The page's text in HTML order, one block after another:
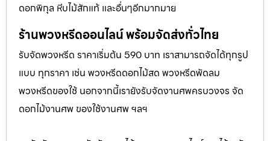
ดอกพิกุล หีบไม้สักแท้ และอื่นๆอีกมากมาย
ร้านพวงหรีดออนไลน์ พร้อมจัดส่งทั่วไทย
รับจัดพวงหรีด ราคาเริ่มต้น 590 บาท เราสามารถจัดได้ทุกรูป
แบบ ทุกราคา เช่น พวงหรีดดอกไม้สด พวงหรีดพัดลม
พวงหรีดของใช้ นอกจากนี้เรายังรับจัดงานศพครบวงจร จัด
ดอกไม้งานศพ ของใช้งานศพ ฯลฯ